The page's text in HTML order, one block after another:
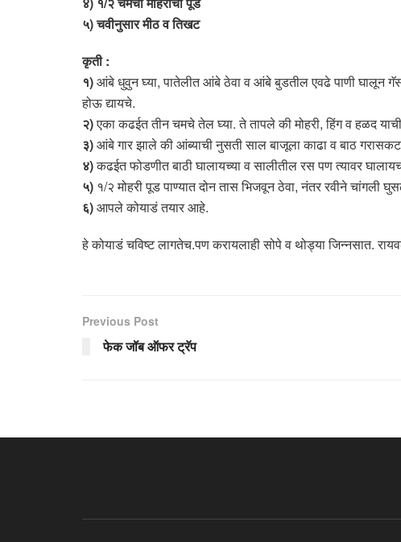
५) चवीनुसार मीठ व तिखट
कृती :
१)आंबे धुवुन घ्या, पातेलीत आंबे ठेवा व आंबे बुडतील एवढे पाणी घालून
होऊ द्यायचे.
२)एका कढईत तीन चमचे तेल घ्या. ते तापले की मोहरी, हिंग व हळद
३)आंबे गार झाले की आंब्याची नुसती साल बाजूला काढा व बाठ
४)कढईत फोडणीत बाठी घालायच्या व सालीतील रस पण त्यावर
५) १/२ मोहरी पूड पाण्यात दोन तास भिजवून ठेवा, नंतर रवीने चांगली
६)आपले कोयाडं तयार आहे.
हे कोयाडं चविष्ट लागतेच.पण करायलाही सोपे व थोड्या जिन्नसात.
Previous Post
फेक जॉब ऑफर ट्रॅप